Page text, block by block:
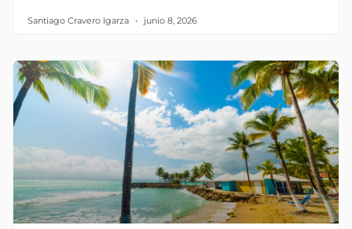
Santiago Cravero Igarza junio 8, 2026